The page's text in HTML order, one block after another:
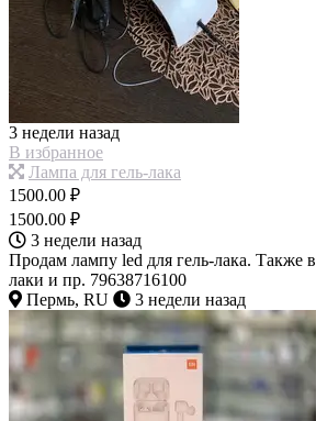
3 недели назад
В избранное
Лампа для гель-лака
1500.00 ₽
1500.00 ₽
3 недели назад
Продам лампу led для гель-лака. Также
лаки и пр. 79638716100
Пермь, RU
3 недели назад